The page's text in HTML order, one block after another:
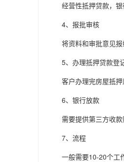
经营性抵押贷款，银
4、报批审核
将资料和审批意见报
5、办理抵押贷款登
客户办理完房屋抵押
6、银行放款
需要提供第三方收款
7、流程
一般需要10-20个工作